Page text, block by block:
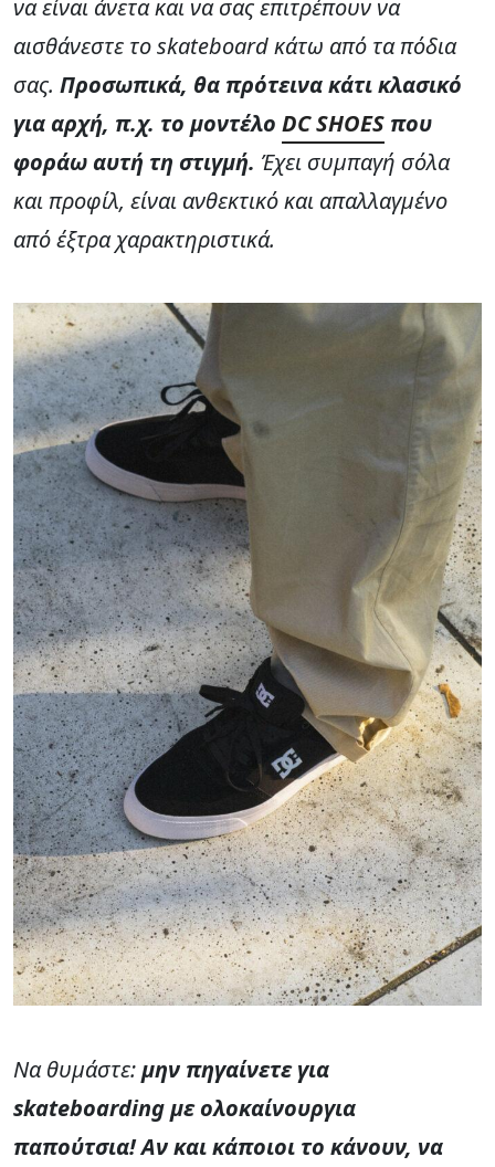
να είναι άνετα και να σας επιτρέπουν να
αισθάνεστε το skateboard κάτω από τα πόδια
σας. Προσωπικά, θα πρότεινα κάτι κλασικό
για αρχή, π.χ. το μοντέλο DC SHOES που
φοράω αυτή τη στιγμή. Έχει συμπαγή σόλα
και προφίλ, είναι ανθεκτικό και απαλλαγμένο
από έξτρα χαρακτηριστικά.
Να θυμάστε:μην πηγαίνετε για
skateboarding με ολοκαίνουργια
παπούτσια! Αν και κάποιοι το κάνουν, να